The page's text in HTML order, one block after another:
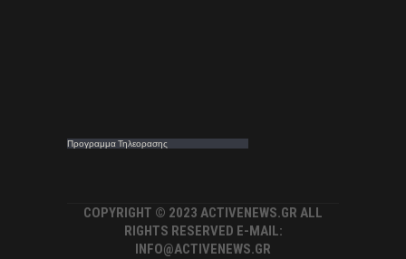
Προγραμμα Τηλεορασης
COPYRIGHT © 2023 ACTIVENEWS.GR ALL
RIGHTS RESERVED E-MAIL:
INFO@ACTIVENEWS.GR